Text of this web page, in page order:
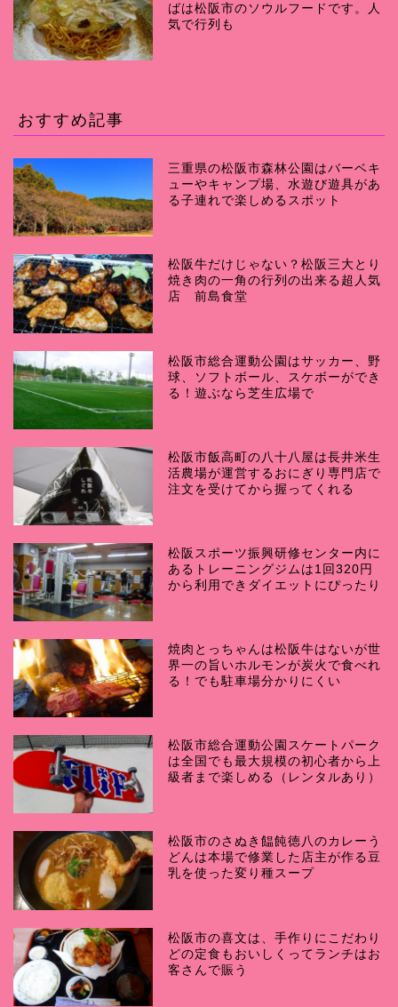
ばは松阪市のソウルフードです。人
気で行列も
おすすめ記事
三重県の松阪市森林公園はバーベキ
ューやキャンプ場、水遊び遊具があ
る子連れで楽しめるスポット
松阪牛だけじゃない？松阪三大とり
焼き肉の一角の行列の出来る超人気
店 前島食堂
松阪市総合運動公園はサッカー、野
球、ソフトボール、スケボーができ
る！遊ぶなら芝生広場で
松阪市飯高町の八十八屋は長井米生
活農場が運営するおにぎり専門店で
注文を受けてから握ってくれる
松阪スポーツ振興研修センター内に
あるトレーニングジムは1回320円
から利用できダイエットにぴったり
焼肉とっちゃんは松阪牛はないが世
界一の旨いホルモンが炭火で食べれ
る！でも駐車場分かりにくい
松阪市総合運動公園スケートパーク
は全国でも最大規模の初心者から上
級者まで楽しめる（レンタルあり）
松阪市のさぬき饂飩徳八のカレーう
どんは本場で修業した店主が作る豆
乳を使った変り種スープ
松阪市の喜文は、手作りにこだわり
どの定食もおいしくってランチはお
客さんで賑う